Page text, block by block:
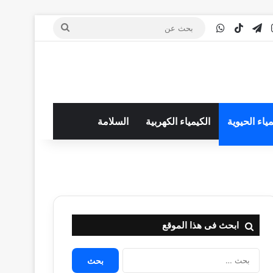
انستقرام
تيلقرام ‫TikTokواتساب
بحث
الحيوية الكيمياء الكهربية السلامة
ابحث فى هذا الموقع
البحث